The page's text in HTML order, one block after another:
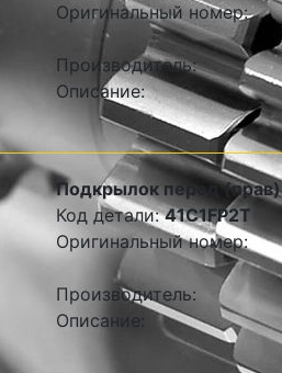
Оригинальный номер:
Производитель:
Описание:
Подкрылок перед (прав)
Код детали:41C1FP2T
Оригинальный номер:
Производитель:
Описание: